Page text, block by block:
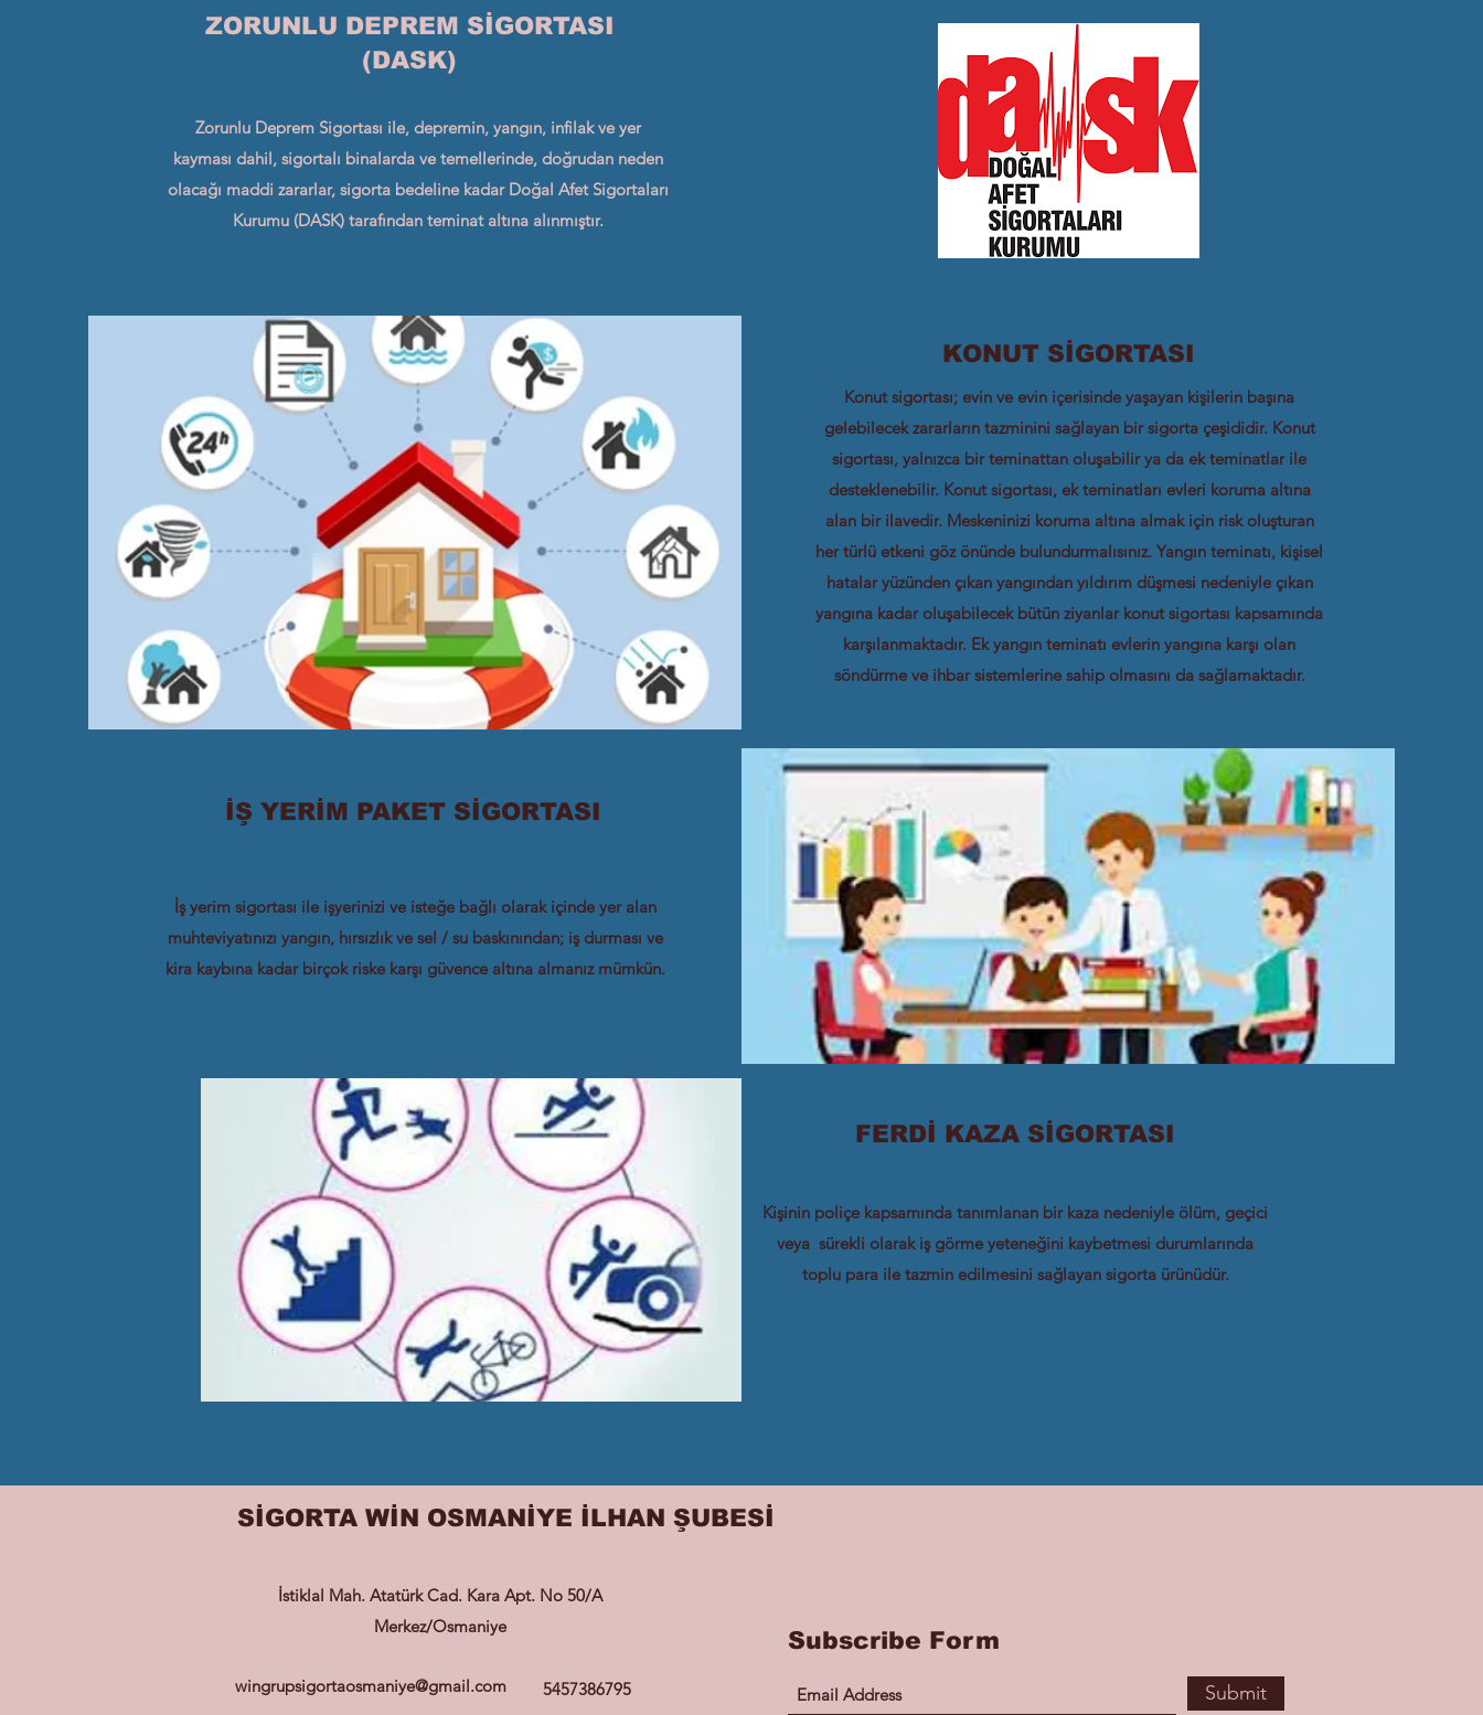
ZORUNLU DEPREM SİGORTASI
(DASK)
Zorunlu Deprem Sigortası ile, depremin, yangın, infilak ve yer
kayması dahil, sigortalı binalarda ve temellerinde, doğrudan neden
olacağı maddi zararlar, sigorta bedeline kadar Doğal Afet Sigortaları
Kurumu (DASK) tarafından teminat altına alınmıştır.
KONUT SİGORTASI
Konut sigortası; evin ve evin içerisinde yaşayan kişilerin başına
gelebilecek zararların tazminini sağlayan bir sigorta çeşididir. Konut
sigortası, yalnızca bir teminattan oluşabilir ya da ek teminatlar ile
desteklenebilir. Konut sigortası, ek teminatları evleri koruma altına
alan bir ilavedir. Meskeninizi koruma altına almak için risk oluşturan
her türlü etkeni göz önünde bulundurmalısınız. Yangın teminatı, kişisel
hatalar yüzünden çıkan yangından yıldırım düşmesi nedeniyle çıkan
yangına kadar oluşabilecek bütün ziyanlar konut sigortası kapsamında
karşılanmaktadır. Ek yangın teminatı evlerin yangına karşı olan
söndürme ve ihbar sistemlerine sahip olmasını da sağlamaktadır.
İŞ YERİM PAKET SİGORTASI
İş yerim sigortası ile işyerinizi ve isteğe bağlı olarak içinde yer alan
muhteviyatınızı yangın, hırsızlık ve sel / su baskınından; iş durması ve
kira kaybına kadar birçok riske karşı güvence altına almanız mümkün.
FERDİ KAZA SİGORTASI
Kişinin poliçe kapsamında tanımlanan bir kaza nedeniyle ölüm, geçici
veya sürekli olarak iş görme yeteneğini kaybetmesi durumlarında
toplu para ile tazmin edilmesini sağlayan sigorta ürünüdür.
SİGORTA WİN OSMANİYE İLHAN ŞUBESİ
İstiklal Mah. Atatürk Cad. Kara Apt. No 50/A
Merkez/Osmaniye
wingrupsigortaosmaniye@gmail.com 5457386795
Subscribe Form
Submit